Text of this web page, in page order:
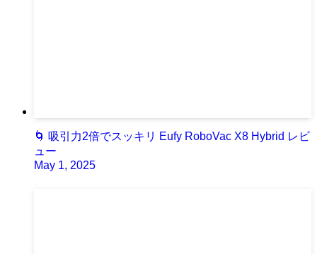
🌀 吸引力2倍でスッキリ Eufy RoboVac X8 Hybrid レビ
ュー
May 1, 2025